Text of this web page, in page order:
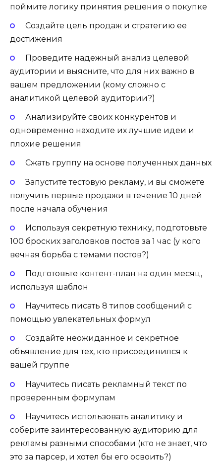
поймите логику принятия решения о покупке
Создайте цель продаж и стратегию ее
достижения
Проведите надежный анализ целевой
аудитории и выясните, что для них важно в
вашем предложении (кому сложно с
аналитикой целевой аудитории?)
Анализируйте своих конкурентов и
одновременно находите их лучшие идеи и
плохие решения
Сжать группу на основе полученных данных
Запустите тестовую рекламу, и вы сможете
получить первые продажи в течение 10 дней
после начала обучения
Используя секретную технику, подготовьте
100 броских заголовков постов за 1 час (у кого
вечная борьба с темами постов?)
Подготовьте контент-план на один месяц,
используя шаблон
Научитесь писать 8 типов сообщений с
помощью увлекательных формул
Создайте неожиданное и секретное
объявление для тех, кто присоединился к
вашей группе
Научитесь писать рекламный текст по
проверенным формулам
Научитесь использовать аналитику и
соберите заинтересованную аудиторию для
рекламы разными способами (кто не знает, что
это за парсер, и хотел бы его освоить?)